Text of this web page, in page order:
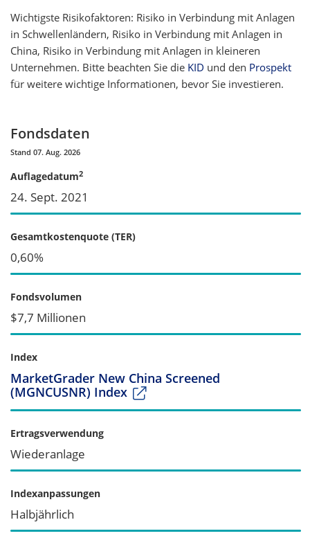
Wichtigste Risikofaktoren: Risiko in Verbindung mit Anlagen
in Schwellenländern, Risiko in Verbindung mit Anlagen in
China, Risiko in Verbindung mit Anlagen in kleineren
Unternehmen. Bitte beachten Sie die KID und den Prospekt
für weitere wichtige Informationen, bevor Sie investieren.
Fondsdaten
Stand 07. Aug. 2026
Auflagedatum2
24. Sept. 2021
Gesamtkostenquote (TER)
0,60%
Fondsvolumen
$7,7 Millionen
Index
MarketGrader New China Screened
(MGNCUSNR) Index
Ertragsverwendung
Wiederanlage
Indexanpassungen
Halbjährlich